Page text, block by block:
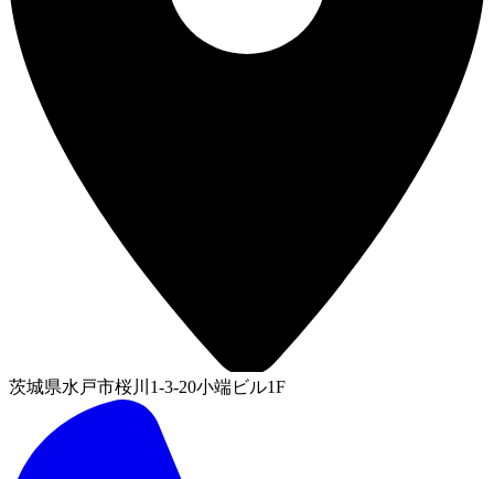
茨城県水戸市桜川1-3-20小端ビル1F